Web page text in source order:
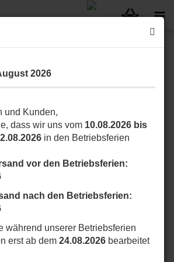
2026
und Kunden,
dass wir uns vom 10.08.2026 bis
in den Betriebsferien
vor den Betriebsferien:
nach den Betriebsferien:
während unserer Betriebsferien
erst ab dem 24.08.2026 bearbeitet
(Teleskopantriebe)
der ARM / VECTI-T Serie (Teleskopantriebe).
nach
nach 16 pro Seite
pro Seite